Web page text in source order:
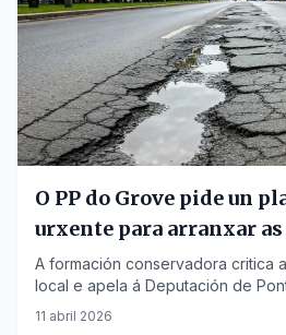
O PP do Grove pide un
urxente para arranxar
A formación conservadora critica
local e apela á Deputación de
as reparacións.
11 abril 2026